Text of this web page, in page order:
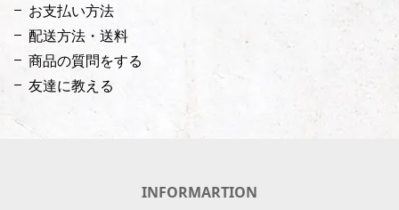
お支払い方法
配送方法・送料
商品の質問をする
友達に教える
INFORMARTION